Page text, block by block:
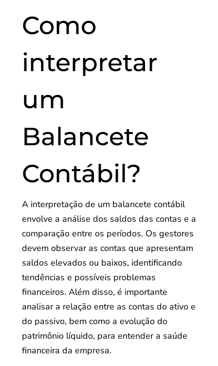
Como
interpretar
um
Balancete
Contábil?
A interpretação de um balancete contábil
envolve a análise dos saldos das contas e a
comparação entre os períodos. Os gestores
devem observar as contas que apresentam
saldos elevados ou baixos, identificando
tendências e possíveis problemas
financeiros. Além disso, é importante
analisar a relação entre as contas do ativo e
do passivo, bem como a evolução do
patrimônio líquido, para entender a saúde
financeira da empresa.